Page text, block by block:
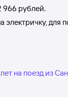
966 рублей.
для
на поезд из